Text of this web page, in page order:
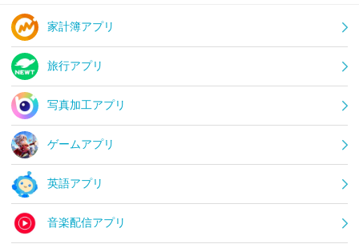
家計簿アプリ
旅行アプリ
写真加工アプリ
ゲームアプリ
英語アプリ
音楽配信アプリ